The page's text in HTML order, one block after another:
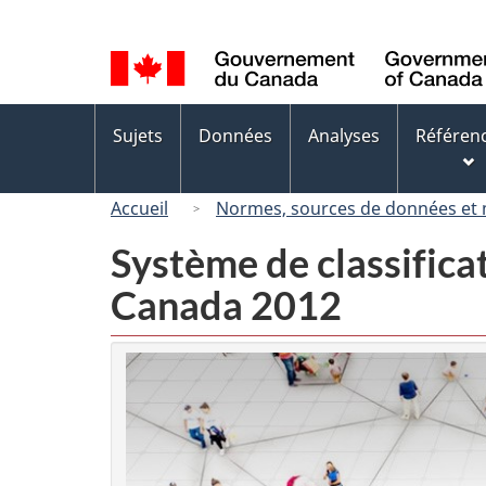
de
la
langue
des
Sujets Données Analyses
Accueil Normes, sources de données et
Système de
Canada 2012